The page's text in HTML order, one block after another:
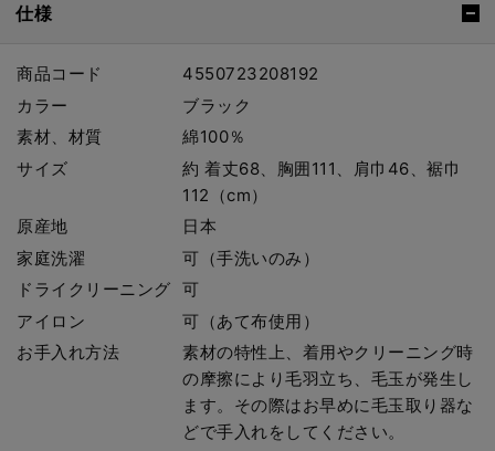
仕様
商品コード
4550723208192
カラー
ブラック
素材、材質
綿100％
サイズ
約 着丈68、胸囲111、肩巾46、裾巾
112（cm）
原産地
日本
家庭洗濯
可（手洗いのみ）
ドライクリーニング
可
アイロン
可（あて布使用）
お手入れ方法
素材の特性上、着用やクリーニング時
の摩擦により毛羽立ち、毛玉が発生し
ます。その際はお早めに毛玉取り器な
どで手入れをしてください。